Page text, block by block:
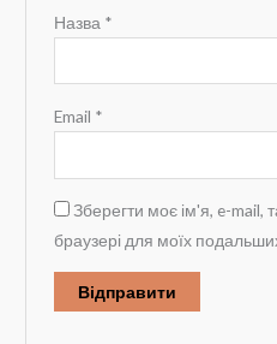
Назва *
Email *
Зберегти моє ім'я, e-mail,
браузері для моїх